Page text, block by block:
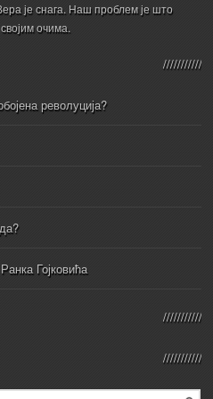
је снага. Наш проблем је што
очима.
револуција?
Гојковића